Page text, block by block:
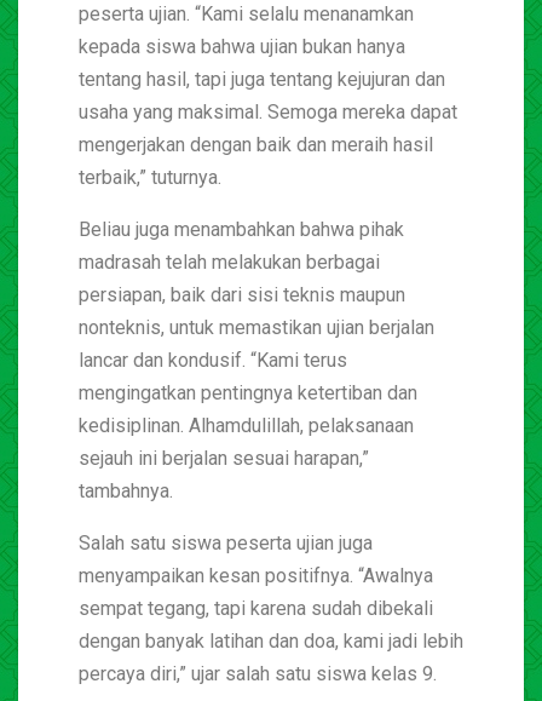
peserta ujian. “Kami selalu menanamkan
kepada siswa bahwa ujian bukan hanya
tentang hasil, tapi juga tentang kejujuran dan
usaha yang maksimal. Semoga mereka dapat
mengerjakan dengan baik dan meraih hasil
terbaik,” tuturnya.
Beliau juga menambahkan bahwa pihak
madrasah telah melakukan berbagai
persiapan, baik dari sisi teknis maupun
nonteknis, untuk memastikan ujian berjalan
lancar dan kondusif. “Kami terus
mengingatkan pentingnya ketertiban dan
kedisiplinan. Alhamdulillah, pelaksanaan
sejauh ini berjalan sesuai harapan,”
tambahnya.
Salah satu siswa peserta ujian juga
menyampaikan kesan positifnya. “Awalnya
sempat tegang, tapi karena sudah dibekali
dengan banyak latihan dan doa, kami jadi lebih
percaya diri,” ujar salah satu siswa kelas 9.